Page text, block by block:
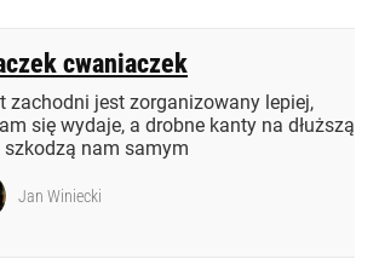
cwaniaczek
zachodni jest zorganizowany lepiej,
się wydaje, a drobne kanty na dłuższą
szkodzą nam samym
Jan Winiecki